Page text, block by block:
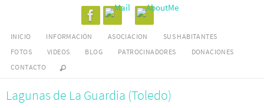
contenido
INICIO INFORMACIÓN ASOCIACION
SUS HABITANTES
FOTOS
VIDEOS BLOG PATROCINADORES
DONACIONES
CONTACTO
Lagunas de La Guardia (Toledo)